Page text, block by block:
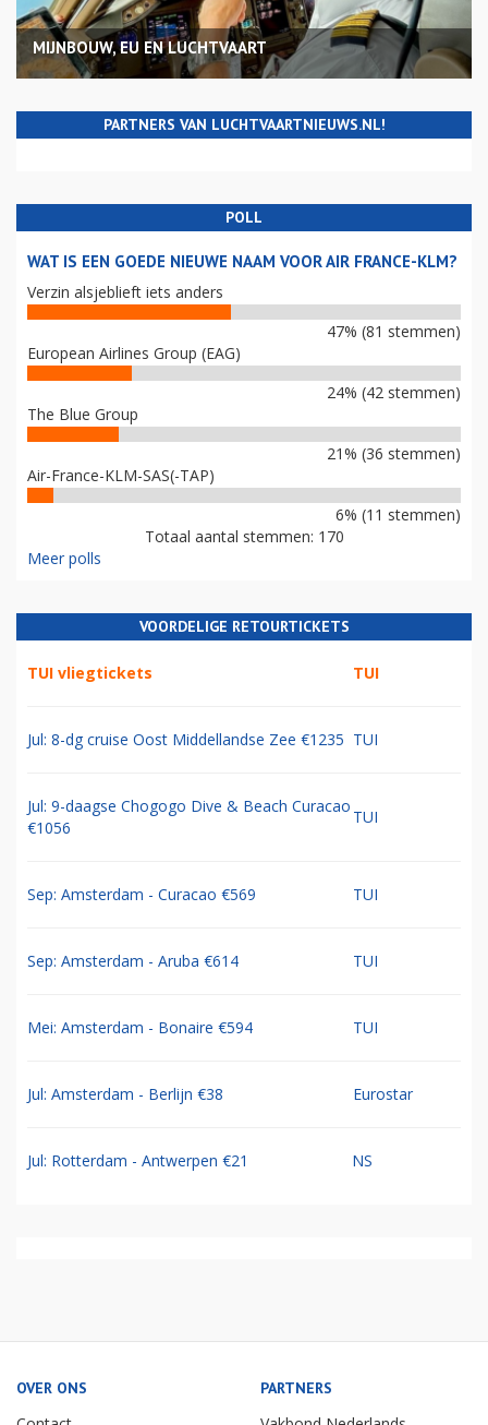
MIJNBOUW, EU EN LUCHTVAART
PARTNERS VAN LUCHTVAARTNIEUWS.NL!
POLL
WAT IS EEN GOEDE NIEUWE NAAM VOOR AIR FRANCE-KLM?
Verzin alsjeblieft iets anders
47% (81 stemmen)
European Airlines Group (EAG)
24% (42 stemmen)
The Blue Group
21% (36 stemmen)
Air-France-KLM-SAS(-TAP)
6% (11 stemmen)
Totaal aantal stemmen: 170
Meer polls
VOORDELIGE RETOURTICKETS
TUI vliegtickets TUI
Jul: 8-dg cruise Oost Middellandse Zee €1235 TUI
Jul: 9-daagse Chogogo Dive & Beach Curacao
€1056
TUI
Sep: Amsterdam - Curacao €569 TUI
Sep: Amsterdam - Aruba €614 TUI
Mei: Amsterdam - Bonaire €594 TUI
Jul: Amsterdam - Berlijn €38 Eurostar
Jul: Rotterdam - Antwerpen €21 NS
OVER ONS PARTNERS